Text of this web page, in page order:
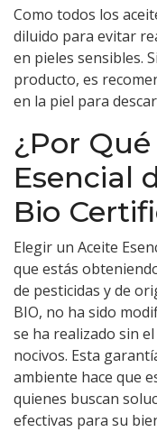
Como todos los
diluido para evitar
en pieles sensibles.
producto, es
en la piel para
¿Por
Esencial
Bio
Elegir un Aceite
que estás
de pesticidas y de
BIO, no ha sido
se ha realizado sin
nocivos. Esta
ambiente hace que
quienes buscan
efectivas para su